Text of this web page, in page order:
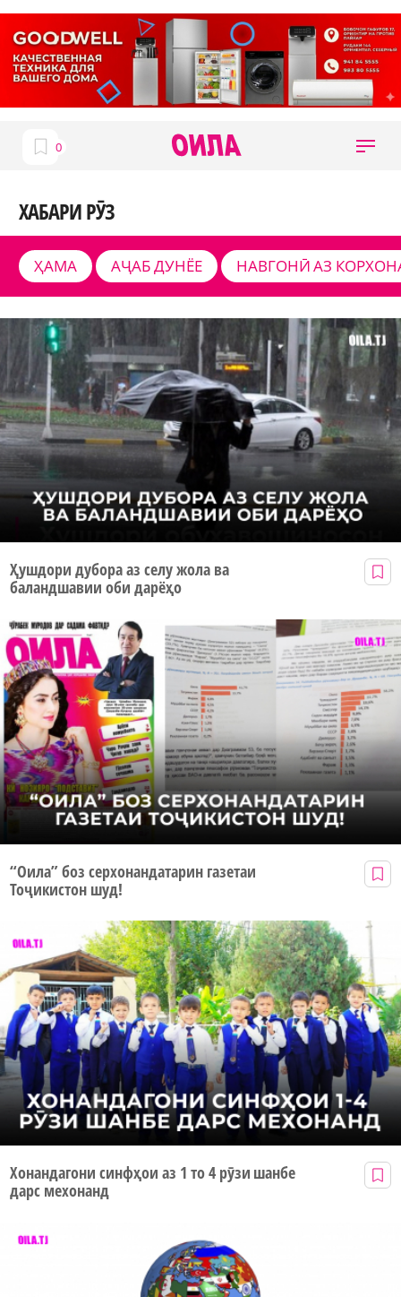
ХАБАРИ РӮЗ
ҲАМА АҶАБ ДУНЁЕ НАВГОНӢ АЗ
Ҳушдори дубора аз селу жола ва
баландшавии оби дарёҳо
“Оила” боз серхонандатарин газетаи
Тоҷикистон шуд!
Хонандагони синфҳои аз 1 то 4 рӯзи шанбе
дарс мехонанд